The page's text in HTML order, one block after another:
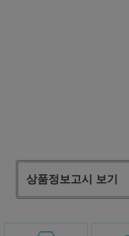
상품정보고시 보기